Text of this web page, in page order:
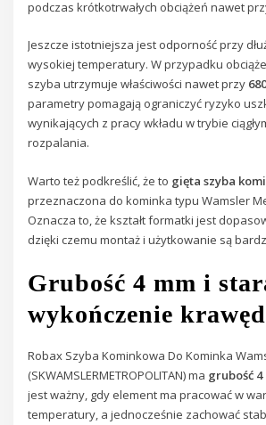
podczas krótkotrwałych obciążeń nawet
Jeszcze istotniejsza jest odporność przy
wysokiej temperatury. W przypadku
szyba utrzymuje właściwości nawet przy
parametry pomagają ograniczyć ryzyko
wynikających z pracy wkładu w trybie
rozpalania.
Warto też podkreślić, że to gięta szyba
przeznaczona do kominka typu Wamsler
Oznacza to, że kształt formatki jest
dzięki czemu montaż i użytkowanie są
Grubość 4 mm i
wykończenie
Robax Szyba Kominkowa Do Kominka
(SKWAMSLERMETROPOLITAN) ma grubość 4
jest ważny, gdy element ma pracować w
temperatury, a jednocześnie zachować